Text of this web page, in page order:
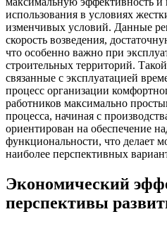
использования в условиях
изменчивых условий. Данные
скорость возведения,
что особенно важно при
строительных территорий.
связанные с эксплуатацией
процесс организации
работников максимально
процесса, начиная с
ориентирован на обеспечение
функциональности, что делает
наиболее перспективных
Экономический
перспективы